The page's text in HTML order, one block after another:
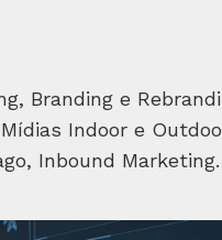
Branding e
Indoor e
Inbound Marketing.